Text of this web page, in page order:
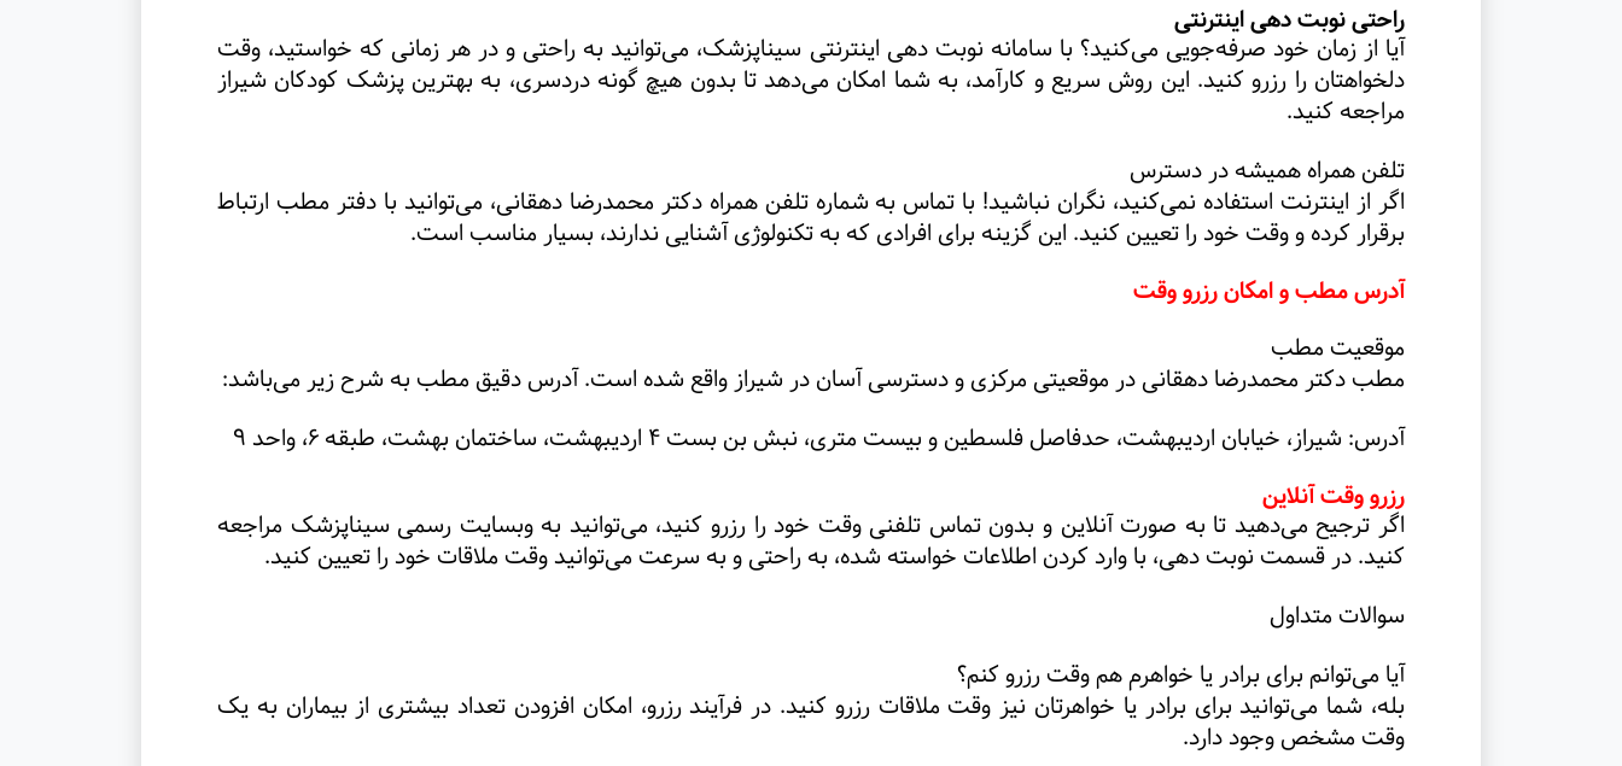
راحتی نوبت دهی اینترنتی
آیا از زمان خود صرفه‌جویی می‌کنید؟ با سامانه نوبت دهی اینترنتی سیناپزشک، می‌توانید به راحتی و در هر زمانی که خواستید، وقت
دلخواهتان را رزرو کنید. این روش سریع و کارآمد، به شما امکان می‌دهد تا بدون هیچ گونه دردسری، به بهترین پزشک کودکان شیراز
مراجعه کنید.
تلفن همراه همیشه در دسترس
اگر از اینترنت استفاده نمی‌کنید، نگران نباشید! با تماس به شماره تلفن همراه دکتر محمدرضا دهقانی، می‌توانید با دفتر مطب ارتباط
برقرار کرده و وقت خود را تعیین کنید. این گزینه برای افرادی که به تکنولوژی آشنایی ندارند، بسیار مناسب است.
آدرس مطب و امکان رزرو وقت
موقعیت مطب
مطب دکتر محمدرضا دهقانی در موقعیتی مرکزی و دسترسی آسان در شیراز واقع شده است. آدرس دقیق مطب به شرح زیر می‌باشد:
آدرس: شیراز، خیابان اردیبهشت، حدفاصل فلسطین و بیست متری، نبش بن بست ۴ اردیبهشت، ساختمان بهشت، طبقه ۶، واحد ۹
رزرو وقت آنلاین
اگر ترجیح می‌دهید تا به صورت آنلاین و بدون تماس تلفنی وقت خود را رزرو کنید، می‌توانید به وبسایت رسمی سیناپزشک مراجعه
کنید. در قسمت نوبت دهی، با وارد کردن اطلاعات خواسته شده، به راحتی و به سرعت می‌توانید وقت ملاقات خود را تعیین کنید.
سوالات متداول
آیا می‌توانم برای برادر یا خواهرم هم وقت رزرو کنم؟
بله، شما می‌توانید برای برادر یا خواهرتان نیز وقت ملاقات رزرو کنید. در فرآیند رزرو، امکان افزودن تعداد بیشتری از بیماران به یک
وقت مشخص وجود دارد.